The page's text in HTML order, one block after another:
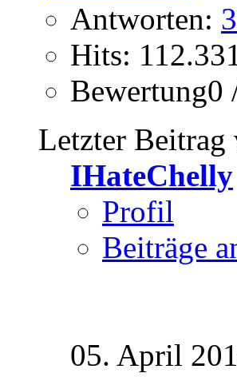
Antworten:
Hits: 112.331
Bewertung0
Letzter Beitrag
IHateChelly
Profil
Beiträge
05. April